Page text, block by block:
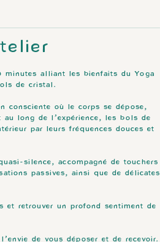
minutes alliant les bienfaits du Yoga
de cristal.
consciente où le corps se dépose,
long de l’expérience, les bols de
par leurs fréquences douces et
silence, accompagné de touchers
passives, ainsi que de délicates
et retrouver un profond sentiment de
de vous déposer et de recevoir.